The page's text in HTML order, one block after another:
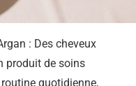
: Des cheveux
produit de soins
quotidienne,